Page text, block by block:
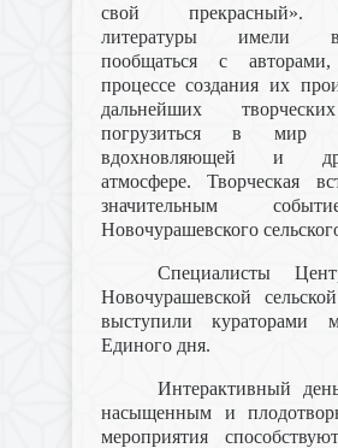
свой прекрасный».
литературы имели
пообщаться с
процессе создания их
дальнейших
погрузиться в мир
вдохновляющей и
атмосфере. Творческая
значительным
Новочурашевского
Специалисты
Новочурашевской
выступили кураторами
Единого дня.
Интерактивный
насыщенным и
мероприятия